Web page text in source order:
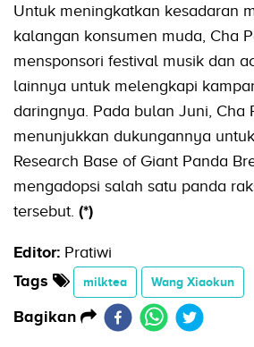
Untuk meningkatkan kesadaran
kalangan konsumen muda, Cha
mensponsori festival musik dan
lainnya untuk melengkapi
daringnya. Pada bulan Juni, Cha
menunjukkan dukungannya
Research Base of Giant Panda
mengadopsi salah satu panda
tersebut. (*)
Editor: Pratiwi
Tags
milktea Wang Xiaokun
Bagikan